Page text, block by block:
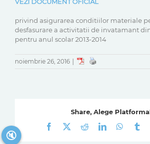
privind asigurarea conditiilor materiale
desfasurare a activitatii de invatamant
pentru anul scolar 2013-2014
noiembrie 26, 2016
Share, Alege
Facebook
RedditLinkedIn
🔇